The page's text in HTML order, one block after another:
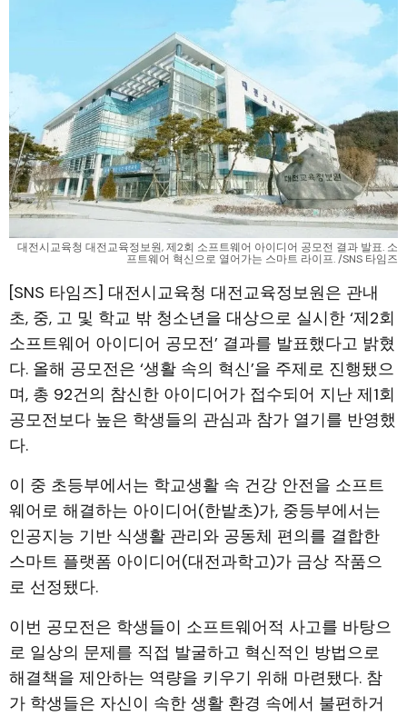
대전시교육청 대전교육정보원, 제2회 소프트웨어 아이디어 공모전 결과 발표. 소
프트웨어 혁신으로 열어가는 스마트 라이프. /SNS 타임즈
[SNS 타임즈] 대전시교육청 대전교육정보원은 관내
초, 중, 고 및 학교 밖 청소년을 대상으로 실시한 ‘제2회
소프트웨어 아이디어 공모전’ 결과를 발표했다고 밝혔
다. 올해 공모전은 ‘생활 속의 혁신’을 주제로 진행됐으
며, 총 92건의 참신한 아이디어가 접수되어 지난 제1회
공모전보다 높은 학생들의 관심과 참가 열기를 반영했
다.
이 중 초등부에서는 학교생활 속 건강 안전을 소프트
웨어로 해결하는 아이디어(한밭초)가, 중등부에서는
인공지능 기반 식생활 관리와 공동체 편의를 결합한
스마트 플랫폼 아이디어(대전과학고)가 금상 작품으
로 선정됐다.
이번 공모전은 학생들이 소프트웨어적 사고를 바탕으
로 일상의 문제를 직접 발굴하고 혁신적인 방법으로
해결책을 제안하는 역량을 키우기 위해 마련됐다. 참
가 학생들은 자신이 속한 생활 환경 속에서 불편하거